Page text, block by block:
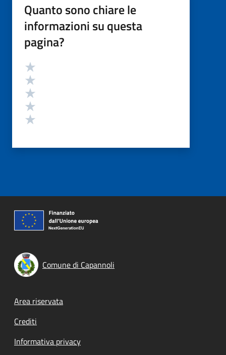
Quanto sono chiare le
informazioni su questa
pagina?
Valutazione
Comune di Capannoli
Footer menu
Area riservata
Crediti
Informativa privacy